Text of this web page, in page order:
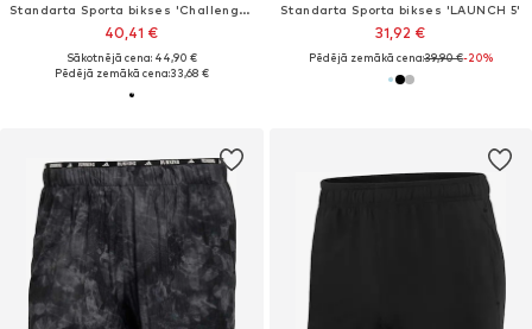
Standarta Sporta bikses 'Challenger'
40,41 €
Sākotnējā cena: 44,90 €
Pēdējā zemākā cena:33,68 €
Standarta Sporta bikses 'LAUNCH 5'
31,92 €
Pēdējā zemākā cena:39,90 €-20%